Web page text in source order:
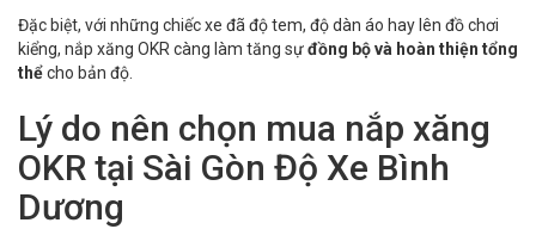
Đặc biệt, với những chiếc xe đã độ tem, độ dàn áo hay lên đồ chơi
kiểng, nắp xăng OKR càng làm tăng sựđồng bộ và hoàn thiện tổng
thểcho bản độ.
Lý do nên chọn mua nắp xăng
OKR tại Sài Gòn Độ Xe Bình
Dương